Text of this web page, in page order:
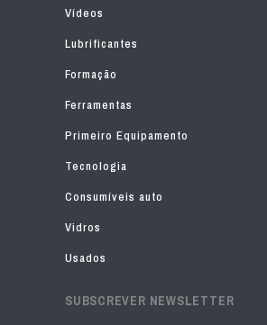
Vídeos
Lubrificantes
Formação
Ferramentas
Primeiro Equipamento
Tecnologia
Consumíveis auto
Vidros
Usados
SUBSCREVER NEWSLETTER